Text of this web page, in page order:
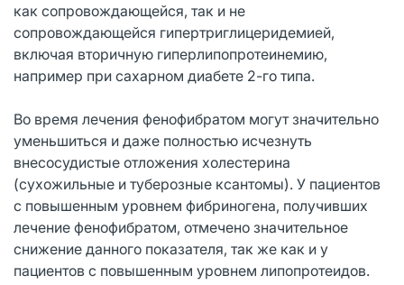
как сопровождающейся, так и не
сопровождающейся гипертриглицеридемией,
включая вторичную гиперлипопротеинемию,
например при сахарном диабете 2-го типа.
Во время лечения фенофибратом могут значительно
уменьшиться и даже полностью исчезнуть
внесосудистые отложения холестерина
(сухожильные и туберозные ксантомы). У пациентов
с повышенным уровнем фибриногена, получивших
лечение фенофибратом, отмечено значительное
снижение данного показателя, так же как и у
пациентов с повышенным уровнем липопротеидов.